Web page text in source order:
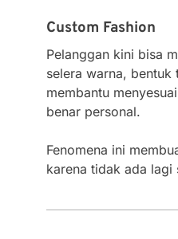
Custom Fashion
Pelanggan kini bisa
selera warna,
membantu
benar personal.
Fenomena ini
karena tidak ada lagi